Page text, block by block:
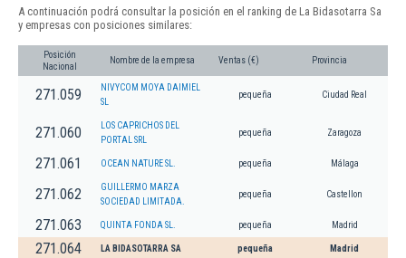
A continuación podrá consultar la posición en el ranking de La Bidasotarra Sa
y empresas con posiciones similares:
Posición
Nacional
Nombre de la empresa Ventas (€) Provincia
271.059
NIVYCOM MOYA DAIMIEL
SL
pequeña Ciudad Real
271.060
LOS CAPRICHOS DEL
PORTAL SRL
pequeña Zaragoza
271.061 OCEAN NATURE SL. pequeña Málaga
271.062
GUILLERMO MARZA
SOCIEDAD LIMITADA.
pequeña Castellon
271.063 QUINTA FONDA SL. pequeña Madrid
271.064 LA BIDASOTARRA SA pequeña Madrid